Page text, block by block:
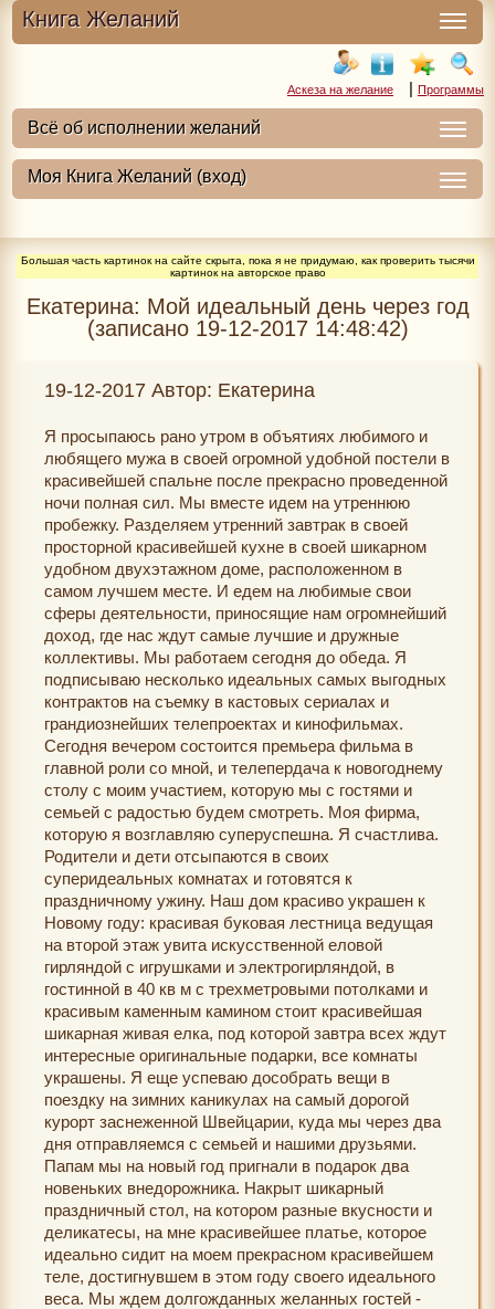
Книга Желаний
Аскеза на желание | Программы
Большая часть картинок на сайте скрыта, пока я не придумаю, как проверить тысячи
картинок на авторское право
Екатерина: Мой идеальный день через год
(записано 19-12-2017 14:48:42)
19-12-2017 Автор: Екатерина
Я просыпаюсь рано утром в объятиях любимого и
любящего мужа в своей огромной удобной постели в
красивейшей спальне после прекрасно проведенной
ночи полная сил. Мы вместе идем на утреннюю
пробежку. Разделяем утренний завтрак в своей
просторной красивейшей кухне в своей шикарном
удобном двухэтажном доме, расположенном в
самом лучшем месте. И едем на любимые свои
сферы деятельности, приносящие нам огромнейший
доход, где нас ждут самые лучшие и дружные
коллективы. Мы работаем сегодня до обеда. Я
подписываю несколько идеальных самых выгодных
контрактов на съемку в кастовых сериалах и
грандиознейших телепроектах и кинофильмах.
Сегодня вечером состоится премьера фильма в
главной роли со мной, и телепердача к новогоднему
столу с моим участием, которую мы с гостями и
семьей с радостью будем смотреть. Моя фирма,
которую я возглавляю суперуспешна. Я счастлива.
Родители и дети отсыпаются в своих
суперидеальных комнатах и готовятся к
праздничному ужину. Наш дом красиво украшен к
Новому году: красивая буковая лестница ведущая
на второй этаж увита искусственной еловой
гирляндой с игрушками и электрогирляндой, в
гостинной в 40 кв м с трехметровыми потолками и
красивым каменным камином стоит красивейшая
шикарная живая елка, под которой завтра всех ждут
интересные оригинальные подарки, все комнаты
украшены. Я еще успеваю дособрать вещи в
поездку на зимних каникулах на самый дорогой
курорт заснеженной Швейцарии, куда мы через два
дня отправляемся с семьей и нашими друзьями.
Папам мы на новый год пригнали в подарок два
новеньких внедорожника. Накрыт шикарный
праздничный стол, на котором разные вкусности и
деликатесы, на мне красивейшее платье, которое
идеально сидит на моем прекрасном красивейшем
теле, достигнувшем в этом году своего идеального
веса. Мы ждем долгожданных желанных гостей -